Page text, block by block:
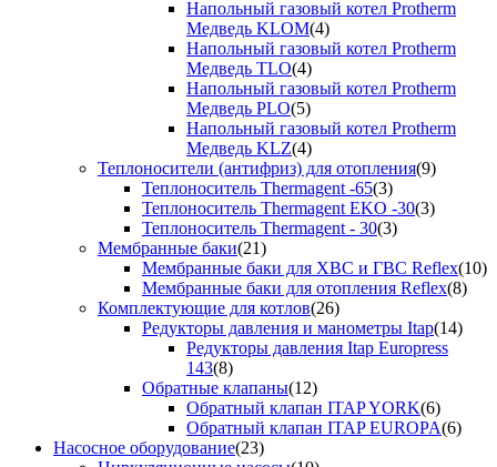
Напольный газовый котел Protherm
Медведь KLOM(4)
Напольный газовый котел Protherm
Медведь TLO(4)
Напольный газовый котел Protherm
Медведь PLO(5)
Напольный газовый котел Protherm
Медведь KLZ(4)
Теплоносители (антифриз) для отопления(9)
Теплоноситель Thermagent -65(3)
Теплоноситель Thermagent EKO -30(3)
Теплоноситель Thermagent - 30(3)
Мембранные баки(21)
Мембранные баки для ХВС и ГВС Reflex(10)
Мембранные баки для отопления Reflex(8)
Комплектующие для котлов(26)
Редукторы давления и манометры Itap(14)
Редукторы давления Itap Europress
143(8)
Обратные клапаны(12)
Обратный клапан ITAP YORK(6)
Обратный клапан ITAP EUROPA(6)
Насосное оборудование(23)